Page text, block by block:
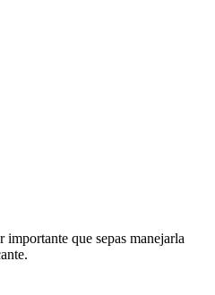
que sepas manejarla